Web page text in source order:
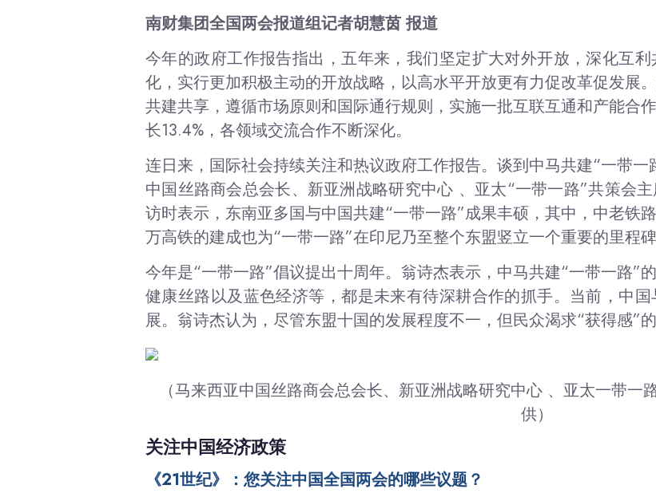
南财集团全国两会报道组记者胡慧茵 报道
今年的政府工作报告指出，五年来，我们坚定扩大对外开放，深化互
化，实行更加积极主动的开放战略，以高水平开放更有力促改革促发展
共建共享，遵循市场原则和国际通行规则，实施一批互联互通和产能合
长13.4%，各领域交流合作不断深化。
连日来，国际社会持续关注和热议政府工作报告。谈到中马共建“一带一
中国丝路商会总会长、 新亚洲战略研究中心 、亚太“一带一路”共策会
访时表示，东南亚多国与中国共建“一带一路”成果丰硕，其中，中老铁
万高铁的建成也为“一带一路”在印尼乃至整个东盟竖立一个重要的里程碑
今年是“一带一路”倡议提出十周年。翁诗杰表示，中马共建“一带一路”
健康丝路以及蓝色经济等，都是未来有待深耕合作的抓手。当前，中
展。翁诗杰认为，尽管东盟十国的发展程度不一，但民众渴求“获得感”的
（马来西亚中国丝路商会总会长、新亚洲战略研究中心 、亚太一带
供）
关注中国经济政策
《21世纪》：您关注中国全国两会的哪些议题？